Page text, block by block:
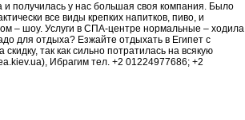
получилась у нас большая своя компания. Было
все виды крепких напитков, пиво, и
– шоу. Услуги в СПА-центре нормальные – ходила
для отдыха? Езжайте отдыхать в Египет с
так как сильно потратилась на всякую
Ибрагим тел. +2 01224977686; +2